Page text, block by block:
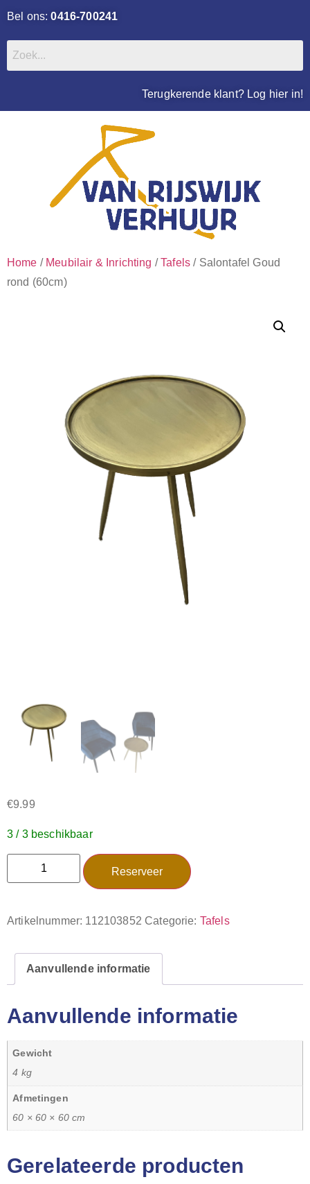
Bel ons:0416-700241
Terugkerende klant? Log hier in!
Home / Meubilair & Inrichting /Tafels / Salontafel Goud
rond (60cm)
€9.99
3 / 3 beschikbaar
Reserveer
Artikelnummer: 112103852 Categorie: Tafels
Aanvullende informatie
Aanvullende informatie
Gewicht
4 kg
Afmetingen
60 × 60 × 60 cm
Gerelateerde producten